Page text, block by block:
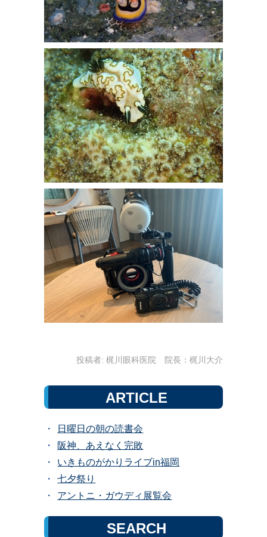
投稿者: 梶川眼科医院 院長：梶川大介
ARTICLE
日曜日の朝の読書会
阪神、あえなく完敗
いきものがかりライブin福岡
七夕祭り
アントニ・ガウディ展覧会
SEARCH